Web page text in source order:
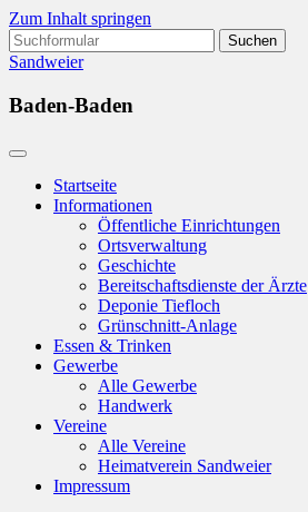
Zum Inhalt springen
Suchen
nach:
Sandweier
Baden-Baden
Startseite
Informationen
Öffentliche Einrichtungen
Ortsverwaltung
Geschichte
Bereitschaftsdienste der Ärzte
Deponie Tiefloch
Grünschnitt-Anlage
Essen & Trinken
Gewerbe
Alle Gewerbe
Handwerk
Vereine
Alle Vereine
Heimatverein Sandweier
Impressum